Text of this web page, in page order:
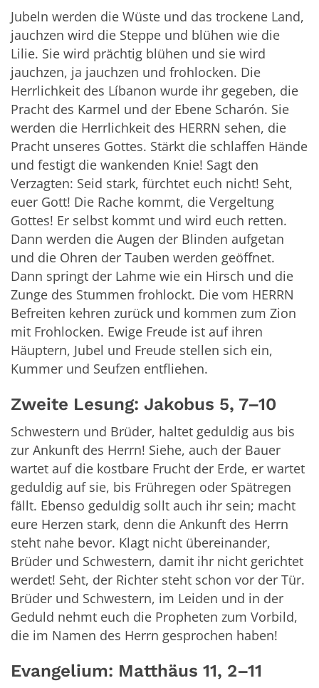
Jubeln werden die Wüste und das trockene Land,
jauchzen wird die Steppe und blühen wie die
Lilie. Sie wird prächtig blühen und sie wird
jauchzen, ja jauchzen und frohlocken. Die
Herrlichkeit des Líbanon wurde ihr gegeben, die
Pracht des Karmel und der Ebene Scharón. Sie
werden die Herrlichkeit des HERRN sehen, die
Pracht unseres Gottes. Stärkt die schlaffen Hände
und festigt die wankenden Knie! Sagt den
Verzagten: Seid stark, fürchtet euch nicht! Seht,
euer Gott! Die Rache kommt, die Vergeltung
Gottes! Er selbst kommt und wird euch retten.
Dann werden die Augen der Blinden aufgetan
und die Ohren der Tauben werden geöffnet.
Dann springt der Lahme wie ein Hirsch und die
Zunge des Stummen frohlockt. Die vom HERRN
Befreiten kehren zurück und kommen zum Zion
mit Frohlocken. Ewige Freude ist auf ihren
Häuptern, Jubel und Freude stellen sich ein,
Kummer und Seufzen entfliehen.
Zweite Lesung: Jakobus 5, 7–10
Schwestern und Brüder, haltet geduldig aus bis
zur Ankunft des Herrn! Siehe, auch der Bauer
wartet auf die kostbare Frucht der Erde, er wartet
geduldig auf sie, bis Frühregen oder Spätregen
fällt. Ebenso geduldig sollt auch ihr sein; macht
eure Herzen stark, denn die Ankunft des Herrn
steht nahe bevor. Klagt nicht übereinander,
Brüder und Schwestern, damit ihr nicht gerichtet
werdet! Seht, der Richter steht schon vor der Tür.
Brüder und Schwestern, im Leiden und in der
Geduld nehmt euch die Propheten zum Vorbild,
die im Namen des Herrn gesprochen haben!
Evangelium: Matthäus 11, 2–11